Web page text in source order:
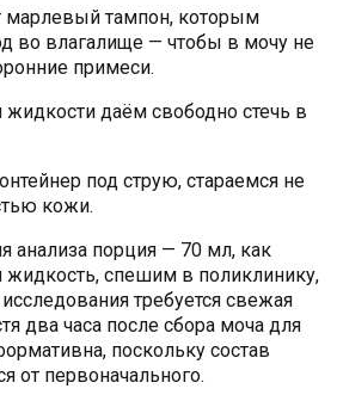
марлевый тампон, которым
во влагалище — чтобы в мочу не
примеси.
даём свободно стечь в
под струю, стараемся не
кожи.
анализа порция — 70 мл, как
жидкость, спешим в поликлинику,
требуется свежая
два часа после сбора моча для
поскольку состав
от первоначального.